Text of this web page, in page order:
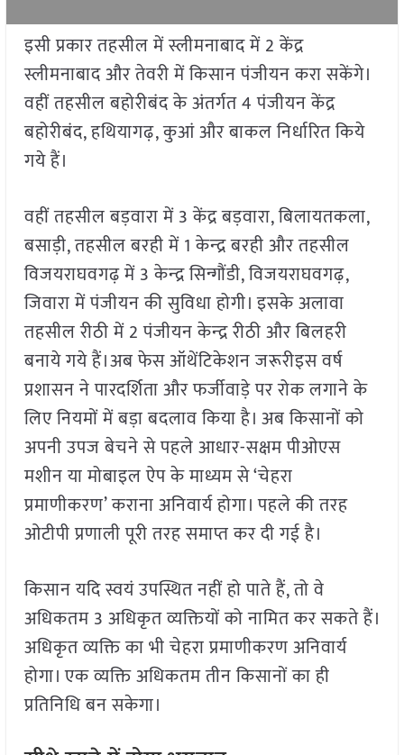
इसी प्रकार तहसील में स्लीमनाबाद में 2 केंद्र
स्लीमनाबाद और तेवरी में किसान पंजीयन करा सकेंगे।
वहीं तहसील बहोरीबंद के अंतर्गत 4 पंजीयन केंद्र
बहोरीबंद, हथियागढ़, कुआं और बाकल निर्धारित किये
गये हैं।
वहीं तहसील बड़वारा में 3 केंद्र बड़वारा, बिलायतकला,
बसाड़ी, तहसील बरही में 1 केन्‍द्र बरही और तहसील
विजयराघवगढ़ में 3 केन्‍द्र सिन्गौंडी, विजयराघवगढ़,
जिवारा में पंजीयन की सुविधा होगी। इसके अलावा
तहसील रीठी में 2 पंजीयन केन्‍द्र रीठी और बिलहरी
बनाये गये हैं।अब फेस ऑथेंटिकेशन जरूरीइस वर्ष
प्रशासन ने पारदर्शिता और फर्जीवाड़े पर रोक लगाने के
लिए नियमों में बड़ा बदलाव किया है। अब किसानों को
अपनी उपज बेचने से पहले आधार-सक्षम पीओएस
मशीन या मोबाइल ऐप के माध्यम से ‘चेहरा
प्रमाणीकरण’ कराना अनिवार्य होगा। पहले की तरह
ओटीपी प्रणाली पूरी तरह समाप्त कर दी गई है।
किसान यदि स्वयं उपस्थित नहीं हो पाते हैं, तो वे
अधिकतम 3 अधिकृत व्यक्तियों को नामित कर सकते हैं।
अधिकृत व्यक्ति का भी चेहरा प्रमाणीकरण अनिवार्य
होगा। एक व्यक्ति अधिकतम तीन किसानों का ही
प्रतिनिधि बन सकेगा।